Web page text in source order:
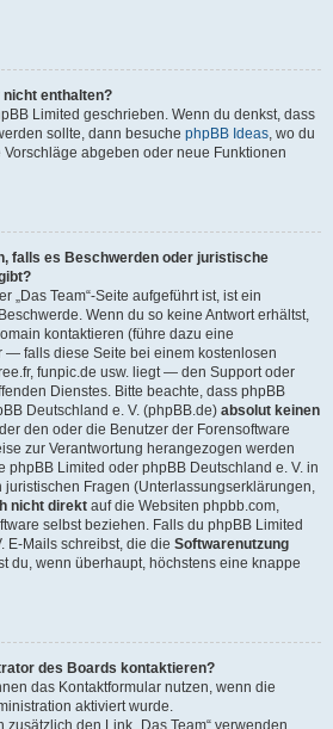
enthalten?
Limited geschrieben. Wenn du denkst, dass
sollte, dann besuche phpBB Ideas, wo du
abgeben oder neue Funktionen
falls es Beschwerden oder juristische
„Das Team“-Seite aufgeführt ist, ist ein
Wenn du so keine Antwort erhältst,
kontaktieren (führe dazu eine
— falls diese Seite bei einem kostenlosen
funpic.de usw. liegt — den Support oder
Dienstes. Bitte beachte, dass phpBB
Deutschland e. V. (phpBB.de) absolut keinen
den oder die Benutzer der Forensoftware
zur Verantwortung herangezogen werden
phpBB Limited oder phpBB Deutschland e. V. in
Fragen (Unterlassungserklärungen,
nicht direkt auf die Websiten phpbb.com,
selbst beziehen. Falls du phpBB Limited
E-Mails schreibst, die die Softwarenutzung
du, wenn überhaupt, höchstens eine knappe
des Boards kontaktieren?
das Kontaktformular nutzen, wenn die
aktiviert wurde.
den Link „Das Team“ verwenden.